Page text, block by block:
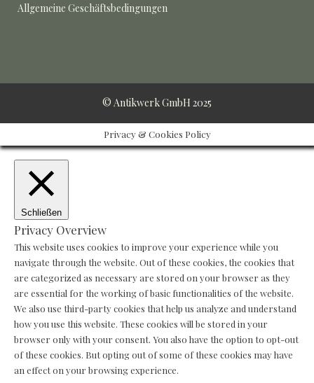
Allgemeine Geschäftsbedingungen
© Antikwerk GmbH 2025
Privacy & Cookies Policy
Schließen
Privacy Overview
This website uses cookies to improve your experience while you
navigate through the website. Out of these cookies, the cookies that
are categorized as necessary are stored on your browser as they
are essential for the working of basic functionalities of the website.
We also use third-party cookies that help us analyze and understand
how you use this website. These cookies will be stored in your
browser only with your consent. You also have the option to opt-out
of these cookies. But opting out of some of these cookies may have
an effect on your browsing experience.